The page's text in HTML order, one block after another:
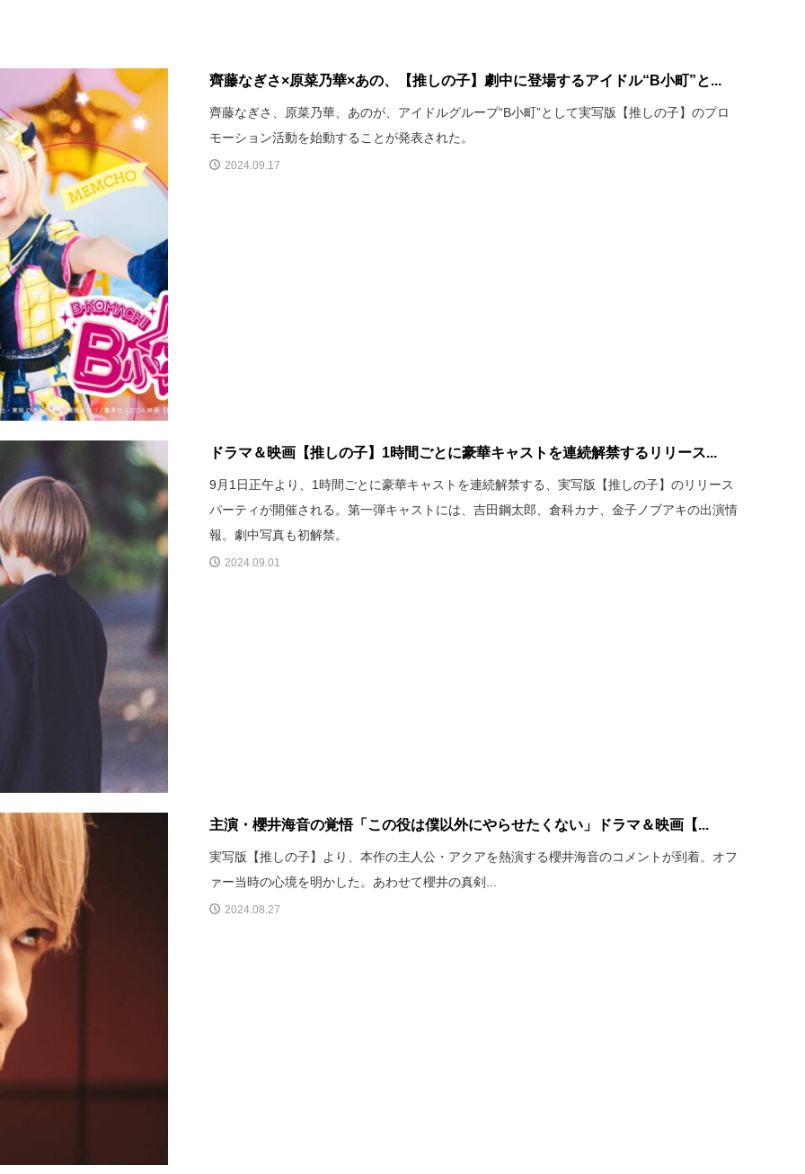
齊藤なぎさ×原菜乃華×あの、【推しの子】劇中に登場するアイドル“B小町”と...
齊藤なぎさ、原菜乃華、あのが、アイドルグループ“B小町”として実写版【推しの子】のプロ
モーション活動を始動することが発表された。
2024.09.17
ドラマ＆映画【推しの子】1時間ごとに豪華キャストを連続解禁するリリース...
9月1日正午より、1時間ごとに豪華キャストを連続解禁する、実写版【推しの子】のリリース
パーティが開催される。第一弾キャストには、吉田鋼太郎、倉科カナ、金子ノブアキの出演情
報。劇中写真も初解禁。
2024.09.01
主演・櫻井海音の覚悟「この役は僕以外にやらせたくない」ドラマ＆映画【...
実写版【推しの子】より、本作の主人公・アクアを熱演する櫻井海音のコメントが到着。オフ
ァー当時の心境を明かした。あわせて櫻井の真剣...
2024.08.27